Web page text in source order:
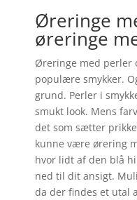
Øreringe
øreringe
Øreringe med perler
populære smykker.
grund. Perler i
smukt look. Mens
det som sætter
kunne være ørering
hvor lidt af den blå
ned til dit ansigt.
da der findes et utal